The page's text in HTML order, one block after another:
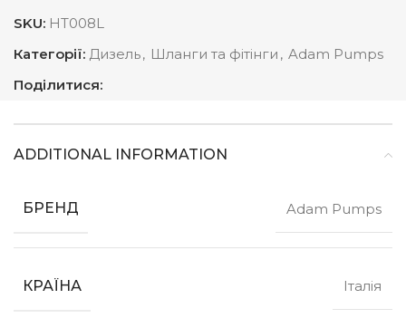
SKU: HT008L
Категорії: Дизель, Шланги та фітінги , Adam Pumps
Поділитися:
ADDITIONAL INFORMATION
БРЕНД Adam Pumps
КРАЇНА Італія